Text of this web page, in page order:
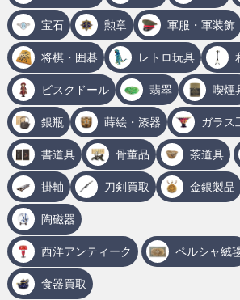
宝石 勲章 軍服・軍装飾
将棋・囲碁 レトロ玩具
ビスクドール 翡翠 喫煙
銀瓶 蒔絵・漆器 ガラス
書道具 骨董品 茶道具
掛軸 刀剣買取 金銀製品
陶磁器
西洋アンティーク ペルシャ絨
食器買取